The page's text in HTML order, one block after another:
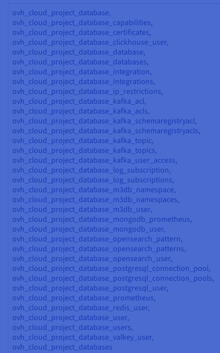
ovh_cloud_project_database,
ovh_cloud_project_database_capabilities,
ovh_cloud_project_database_certificates,
ovh_cloud_project_database_clickhouse_user,
ovh_cloud_project_database_database,
ovh_cloud_project_database_databases,
ovh_cloud_project_database_integration,
ovh_cloud_project_database_integrations,
ovh_cloud_project_database_ip_restrictions,
ovh_cloud_project_database_kafka_acl,
ovh_cloud_project_database_kafka_acls,
ovh_cloud_project_database_kafka_schemaregistryacl,
ovh_cloud_project_database_kafka_schemaregistryacls,
ovh_cloud_project_database_kafka_topic,
ovh_cloud_project_database_kafka_topics,
ovh_cloud_project_database_kafka_user_access,
ovh_cloud_project_database_log_subscription,
ovh_cloud_project_database_log_subscriptions,
ovh_cloud_project_database_m3db_namespace,
ovh_cloud_project_database_m3db_namespaces,
ovh_cloud_project_database_m3db_user,
ovh_cloud_project_database_mongodb_prometheus,
ovh_cloud_project_database_mongodb_user,
ovh_cloud_project_database_opensearch_pattern,
ovh_cloud_project_database_opensearch_patterns,
ovh_cloud_project_database_opensearch_user,
ovh_cloud_project_database_postgresql_connection_pool,
ovh_cloud_project_database_postgresql_connection_pools,
ovh_cloud_project_database_postgresql_user,
ovh_cloud_project_database_prometheus,
ovh_cloud_project_database_redis_user,
ovh_cloud_project_database_user,
ovh_cloud_project_database_users,
ovh_cloud_project_database_valkey_user,
ovh_cloud_project_databases